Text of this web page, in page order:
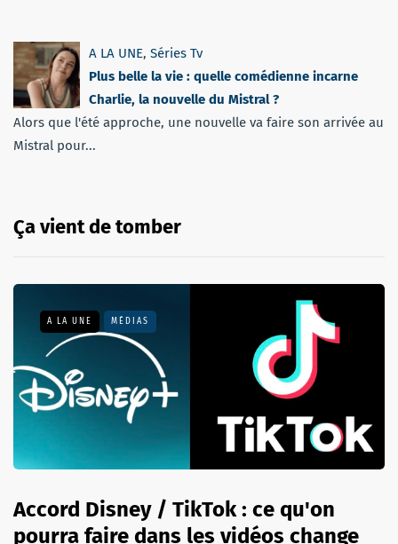
A LA UNE, Séries Tv
Plus belle la vie : quelle comédienne incarne
Charlie, la nouvelle du Mistral ?
Alors que l'été approche, une nouvelle va faire son arrivée au
Mistral pour...
Ça vient de tomber
A LA UNE MÉDIAS
Accord Disney / TikTok : ce qu'on
pourra faire dans les vidéos change